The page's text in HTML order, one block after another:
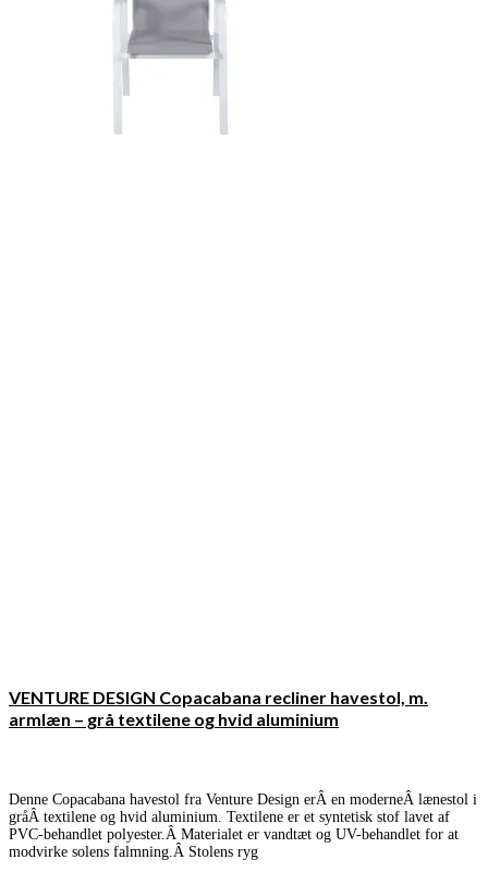
VENTURE DESIGN Copacabana recliner havestol, m.
armlæn – grå textilene og hvid aluminium
Denne Copacabana havestol fra Venture Design erÂ en moderneÂ lænestol i
gråÂ textilene og hvid aluminium. Textilene er et syntetisk stof lavet af
PVC-behandlet polyester.Â Materialet er vandtæt og UV-behandlet for at
modvirke solens falmning.Â Stolens ryg